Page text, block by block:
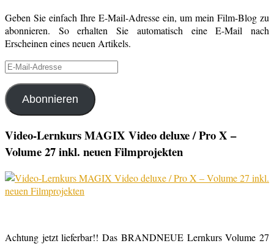
Geben Sie einfach Ihre E-Mail-Adresse ein, um mein Film-Blog zu
abonnieren. So erhalten Sie automatisch eine E-Mail nach
Erscheinen eines neuen Artikels.
E-
Mail-
Adresse
Abonnieren
Video-Lernkurs MAGIX Video deluxe / Pro X –
Volume 27 inkl. neuen Filmprojekten
Achtung jetzt lieferbar!! Das BRANDNEUE Lernkurs Volume 27